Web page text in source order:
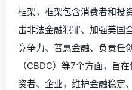
框架，框架包含消费者和投
击非法金融犯罪、加强美国
竞争力、普惠金融、负责任
（CBDC）等7个方面，旨
资者、企业，维护金融稳定